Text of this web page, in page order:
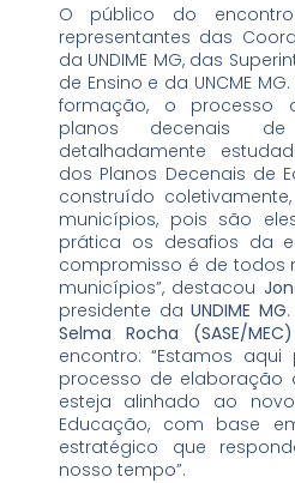
O público do
representantes das
da UNDIME MG, das
de Ensino e da UNCME
formação, o processo
planos decenais
detalhadamente
dos Planos Decenais de
construído
municípios, pois são
prática os desafios da
compromisso é de todos
municípios”, destacou
presidente daUNDIME MG
Selma Rocha (SASE/MEC)
encontro: “Estamos
processo de elaboração
esteja alinhado ao
Educação, com base
estratégico que
nosso tempo”.